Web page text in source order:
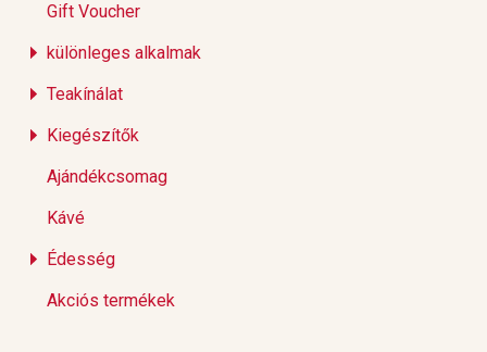
Gift Voucher
különleges alkalmak
Teakínálat
Kiegészítők
Ajándékcsomag
Kávé
Édesség
Akciós termékek